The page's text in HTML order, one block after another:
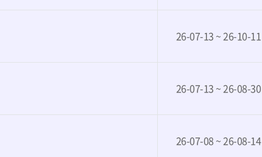
26-07-13 ~ 26-10-11
26-07-13 ~ 26-08-30
26-07-08 ~ 26-08-14